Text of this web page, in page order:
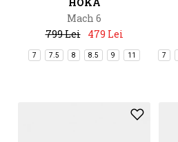
Mach 6
799 Lei
479 Lei
7 7.5 8 8.5 9 11 7